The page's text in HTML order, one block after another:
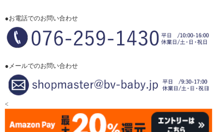
●お電話でのお問い合わせ
●メールでのお問い合わせ
<